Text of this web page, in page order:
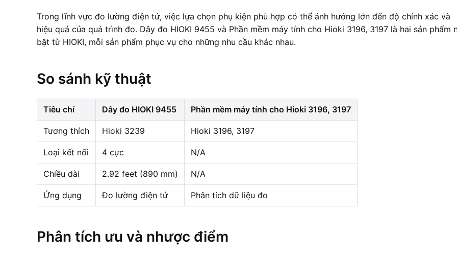
Trong lĩnh vực đo lường điện tử, việc lựa chọn phụ kiện phù hợp có thể ảnh hưởng lớn đến độ chính xác và
hiệu quả của quá trình đo. Dây đo HIOKI 9455 và Phần mềm máy tính cho Hioki 3196, 3197 là hai sản phẩm
bật từ HIOKI, mỗi sản phẩm phục vụ cho những nhu cầu khác nhau.
So sánh kỹ thuật
Tiêu chí Dây đo HIOKI 9455 Phần mềm máy tính cho Hioki 3196, 3197
Tương thích Hioki 3239 Hioki 3196, 3197
Loại kết nối 4 cực N/A
Chiều dài 2.92 feet (890 mm) N/A
Ứng dụng Đo lường điện tử Phân tích dữ liệu đo
Phân tích ưu và nhược điểm